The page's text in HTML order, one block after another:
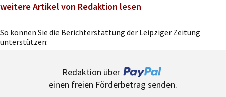
weitere Artikel von Redaktion lesen
So können Sie die Berichterstattung der Leipziger Zeitung
unterstützen:
Redaktion über
einen freien Förderbetrag senden.